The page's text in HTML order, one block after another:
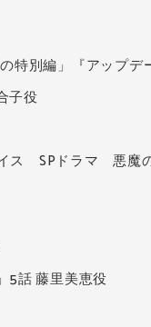
特別編」『アップデ
子役
ス SPドラマ 悪魔
5話 藤里美恵役